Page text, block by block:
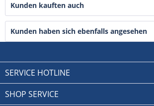
Kunden kauften auch
Kunden haben sich ebenfalls angesehen
SERVICE HOTLINE
SHOP SERVICE